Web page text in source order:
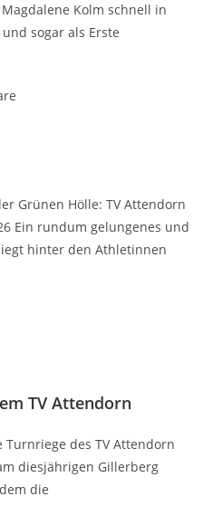
Kolm schnell in
sogar als Erste
Grünen Hölle: TV Attendorn
Ein rundum gelungenes und
hinter den Athletinnen
TV Attendorn
Turnriege des TV Attendorn
diesjährigen Gillerberg
die